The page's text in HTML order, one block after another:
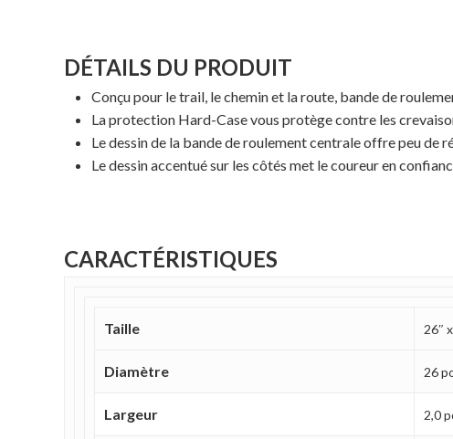
DÉTAILS DU PRODUIT
Conçu pour le trail, le chemin et la route, bande de
La protection Hard-Case vous protège contre les
Le dessin de la bande de roulement centrale offre peu
Le dessin accentué sur les côtés met le coureur en
CARACTÉRISTIQUES
Taille 26″
Diamètre 26
Largeur 2,0